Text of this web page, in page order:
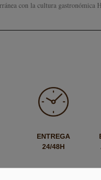
con la cultura
ENTREGA
24/48H